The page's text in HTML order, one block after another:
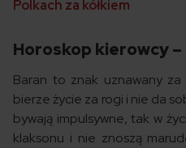
Polkach za kółkiem
Horoskop kierowcy
Baran to znak uznawany
bierze życie za rogi i nie da
bywają impulsywne, tak w
klaksonu i nie znoszą